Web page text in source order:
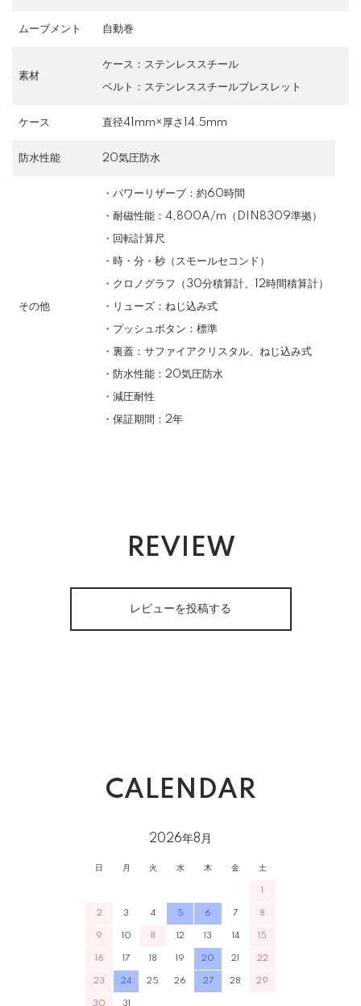
ムーブメント 自動巻
素材
ケース：ステンレススチール
ベルト：ステンレススチールブレスレット
ケース 直径41mm×厚さ14.5mm
防水性能 20気圧防水
その他
・パワーリザーブ：約60時間
・耐磁性能：4,800A/m（DIN8309準拠）
・回転計算尺
・時・分・秒（スモールセコンド）
・クロノグラフ（30分積算計、12時間積算計）
・リューズ：ねじ込み式
・プッシュボタン：標準
・裏蓋：サファイアクリスタル、ねじ込み式
・防水性能：20気圧防水
・減圧耐性
・保証期間：2年
REVIEW
レビューを投稿する
CALENDAR
2026年8月
日 月 火 水 木 金 土
1
2 3 4 5 6 7 8
9 10 11 12 13 14 15
16 17 18 19 20 21 22
23 24 25 26 27 28 29
30 31